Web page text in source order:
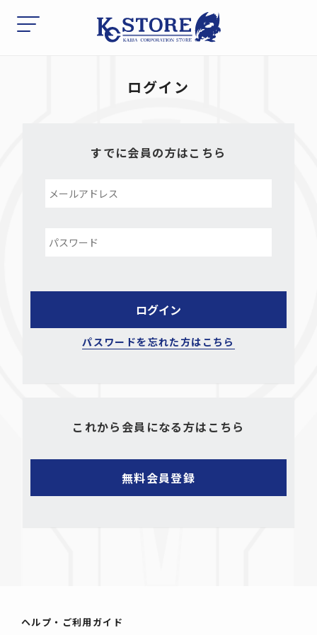
ログイン
すでに会員の方はこちら
パスワードを忘れた方はこちら
これから会員になる方はこちら
ヘルプ・ご利用ガイド